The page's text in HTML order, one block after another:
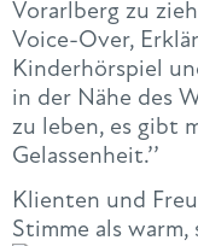
Vorarlberg zu
Voice-Over,
Kinderhörspiel
in der Nähe des
zu leben, es gibt
Gelassenheit.’’
Klienten und
Stimme als